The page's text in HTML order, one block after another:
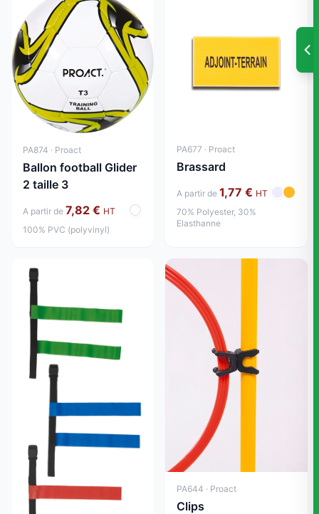
PA874 · Proact
Ballon football Glider
2 taille 3
A partir de 7,82 € HT
100% PVC (polyvinyl)
PA677 · Proact
Brassard
A partir de 1,77 € HT
70% Polyester, 30%
Elasthanne
PA644 · Proact
Clips